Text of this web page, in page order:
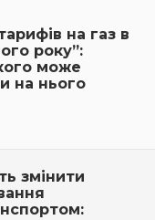
на газ в
року”:
може
на нього
змінити